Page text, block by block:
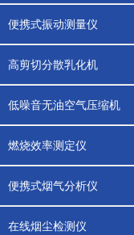
便携式振动测量仪
高剪切分散乳化机
低噪音无油空气压缩机
燃烧效率测定仪
便携式烟气分析仪
在线烟尘检测仪